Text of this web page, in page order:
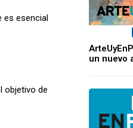
es esencial
objetivo de
un nuevo